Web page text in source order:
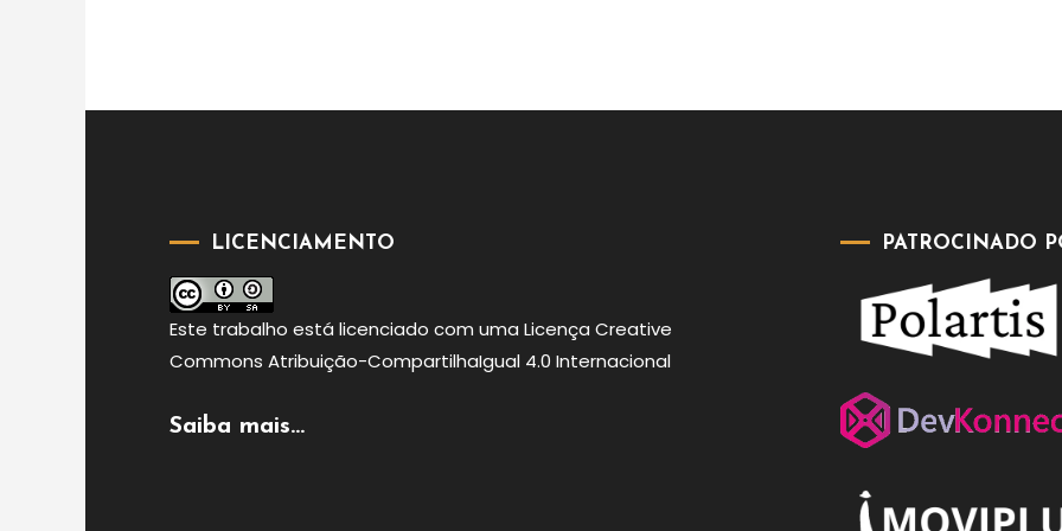
LICENCIAMENTO
Este trabalho está licenciado com uma Licença Creative
Commons Atribuição-CompartilhaIgual 4.0 Internacional
Saiba mais...
PATROCINADO